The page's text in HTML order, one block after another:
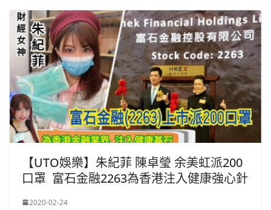
【UTO娛樂】朱紀菲 陳卓瑩 余美虹派200
口罩 富石金融2263為香港注入健康強心針
2020-02-24